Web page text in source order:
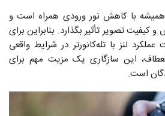
همیشه با کاهش نور ورودی همراه است و
تصویر تأثیر بگذارد. بنابراین برای
لنز با تله‌کانورتر در شرایط واقعی
این سازگاری یک مزیت مهم برای
است.